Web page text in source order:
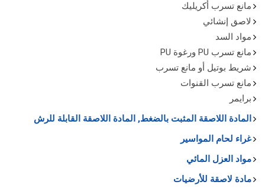
مانع تسرب أكريليك
لاصق إنشائي
مواد السد
مانع تسرب PU ورغوة PU
شريط بوتيل أو مانع تسرب
مانع تسرب القنوات
برايمر
المادة اللاصقة المثبت بالضغط, المادة اللاصقة القابلة للرش
غراء لحام المواسير
مواد العزل المائي
مادة لاصقة للأرضيات